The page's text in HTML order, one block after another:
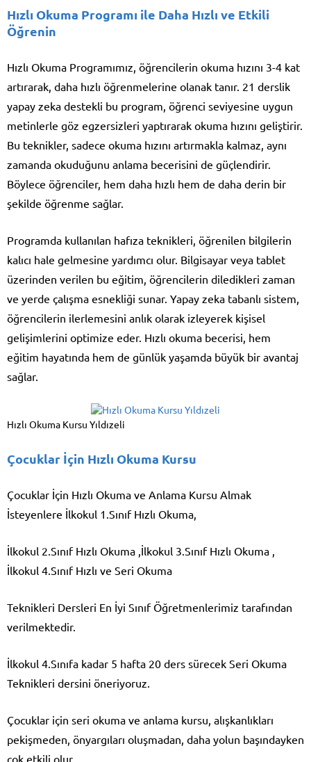
Hızlı Okuma Programı ile Daha Hızlı ve Etkili
Öğrenin
Hızlı Okuma Programımız, öğrencilerin okuma hızını 3-4 kat
artırarak, daha hızlı öğrenmelerine olanak tanır. 21 derslik
yapay zeka destekli bu program, öğrenci seviyesine uygun
metinlerle göz egzersizleri yaptırarak okuma hızını geliştirir.
Bu teknikler, sadece okuma hızını artırmakla kalmaz, aynı
zamanda okuduğunu anlama becerisini de güçlendirir.
Böylece öğrenciler, hem daha hızlı hem de daha derin bir
şekilde öğrenme sağlar.
Programda kullanılan hafıza teknikleri, öğrenilen bilgilerin
kalıcı hale gelmesine yardımcı olur. Bilgisayar veya tablet
üzerinden verilen bu eğitim, öğrencilerin diledikleri zaman
ve yerde çalışma esnekliği sunar. Yapay zeka tabanlı sistem,
öğrencilerin ilerlemesini anlık olarak izleyerek kişisel
gelişimlerini optimize eder. Hızlı okuma becerisi, hem
eğitim hayatında hem de günlük yaşamda büyük bir avantaj
sağlar.
Hızlı Okuma Kursu Yıldızeli
Çocuklar İçin Hızlı Okuma Kursu
Çocuklar İçin Hızlı Okuma ve Anlama Kursu Almak
İsteyenlere İlkokul 1.Sınıf Hızlı Okuma,
İlkokul 2.Sınıf Hızlı Okuma ,İlkokul 3.Sınıf Hızlı Okuma ,
İlkokul 4.Sınıf Hızlı ve Seri Okuma
Teknikleri Dersleri En İyi Sınıf Öğretmenlerimiz tarafından
verilmektedir.
İlkokul 4.Sınıfa kadar 5 hafta 20 ders sürecek Seri Okuma
Teknikleri dersini öneriyoruz.
Çocuklar için seri okuma ve anlama kursu, alışkanlıkları
pekişmeden, önyargıları oluşmadan, daha yolun başındayken
çok etkili olur.